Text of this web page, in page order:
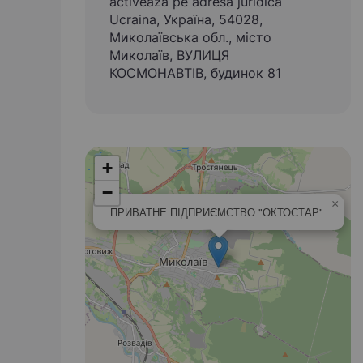
Ucraina, Україна, 54028,
Миколаївська обл., місто
Миколаїв, ВУЛИЦЯ
КОСМОНАВТІВ, будинок 81
ПРИВАТНЕ ПІДПРИЄМСТВО "ОКТОСТАР"
×
+
−